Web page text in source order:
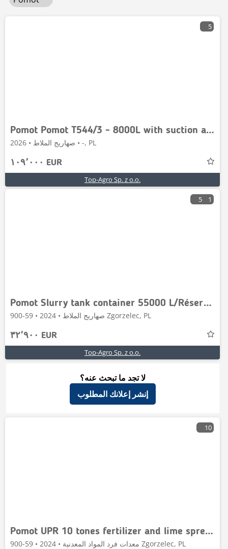
5
Pomot Pomot T544/3 - 8000L with suction arm
صهاريج الملاط • 2026 • -, PL
١٠٩٬٠٠٠ EUR
Top-Agro Sp. z o.o.
5 1
Pomot Slurry tank container 55000 L/Réservoir de lisier
صهاريج الملاط • 2024 • 59-900 Zgorzelec, PL
٣٢٬٩٠٠ EUR
Top-Agro Sp. z o.o.
لا تجد ما تبحث عنه؟
إنشر إعلانك المطلوب
10
Pomot UPR 10 tones fertilizer and lime spreader, DIRECT
معدات فرد المواد المعدنية • 2024 • 59-900 Zgorzelec, PL